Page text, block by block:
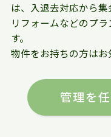
は、入退去対応から
リフォームなどのプ
す。
物件をお持ちの方はお
管理を